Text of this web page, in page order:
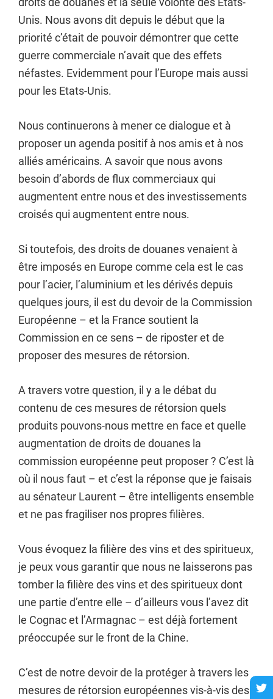
Unis. Nous avons dit depuis le début que la
priorité c’était de pouvoir démontrer que cette
guerre commerciale n’avait que des effets
néfastes. Evidemment pour l’Europe mais aussi
pour les Etats-Unis.
Nous continuerons à mener ce dialogue et à
proposer un agenda positif à nos amis et à nos
alliés américains. A savoir que nous avons
besoin d’abords de flux commerciaux qui
augmentent entre nous et des investissements
croisés qui augmentent entre nous.
Si toutefois, des droits de douanes venaient à
être imposés en Europe comme cela est le cas
pour l’acier, l’aluminium et les dérivés depuis
quelques jours, il est du devoir de la Commission
Européenne – et la France soutient la
Commission en ce sens – de riposter et de
proposer des mesures de rétorsion.
A travers votre question, il y a le débat du
contenu de ces mesures de rétorsion quels
produits pouvons-nous mettre en face et quelle
augmentation de droits de douanes la
commission européenne peut proposer ? C’est là
où il nous faut – et c’est la réponse que je faisais
au sénateur Laurent – être intelligents ensemble
et ne pas fragiliser nos propres filières.
Vous évoquez la filière des vins et des spiritueux,
je peux vous garantir que nous ne laisserons pas
tomber la filière des vins et des spiritueux dont
une partie d’entre elle – d’ailleurs vous l’avez dit
le Cognac et l’Armagnac – est déjà fortement
préoccupée sur le front de la Chine.
C’est de notre devoir de la protéger à travers les
mesures de rétorsion européennes vis-à-vis des